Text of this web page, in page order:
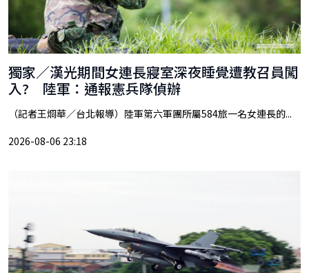
獨家／漢光期間女連長寢室深夜睡覺遭教召員闖
入? 陸軍：通報憲兵隊偵辦
（記者王烱華／台北報導）陸軍第六軍團所屬584旅一名女連長的...
2026-08-06 23:18